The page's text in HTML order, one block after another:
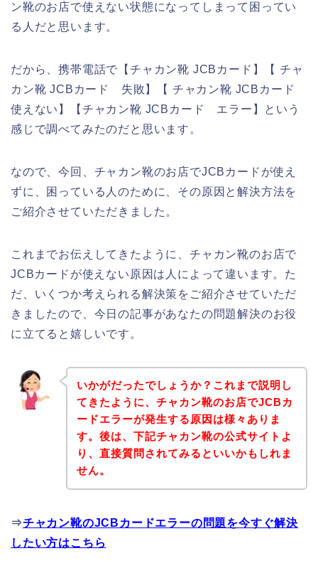
ン靴のお店で使えない状態になってしまって困ってい
る人だと思います。
だから、携帯電話で【チャカン靴 JCBカード】【 チャ
カン靴 JCBカード 失敗】【 チャカン靴 JCBカード
使えない】【チャカン靴 JCBカード エラー】という
感じで調べてみたのだと思います。
なので、今回、チャカン靴のお店でJCBカードが使え
ずに、困っている人のために、その原因と解決方法を
ご紹介させていただきました。
これまでお伝えしてきたように、チャカン靴のお店で
JCBカードが使えない原因は人によって違います。た
だ、いくつか考えられる解決策をご紹介させていただ
きましたので、今日の記事があなたの問題解決のお役
に立てると嬉しいです。
いかがだったでしょうか？これまで説明し
てきたように、チャカン靴のお店でJCBカ
ードエラーが発生する原因は様々ありま
す。後は、下記チャカン靴の公式サイトよ
り、直接質問されてみるといいかもしれま
せん。
⇒チャカン靴のJCBカードエラーの問題を今すぐ解決
したい方はこちら